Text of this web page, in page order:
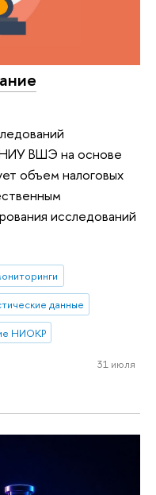
ВШЭ на основе
объем налоговых
исследований
данные
НИОКР
31 июля